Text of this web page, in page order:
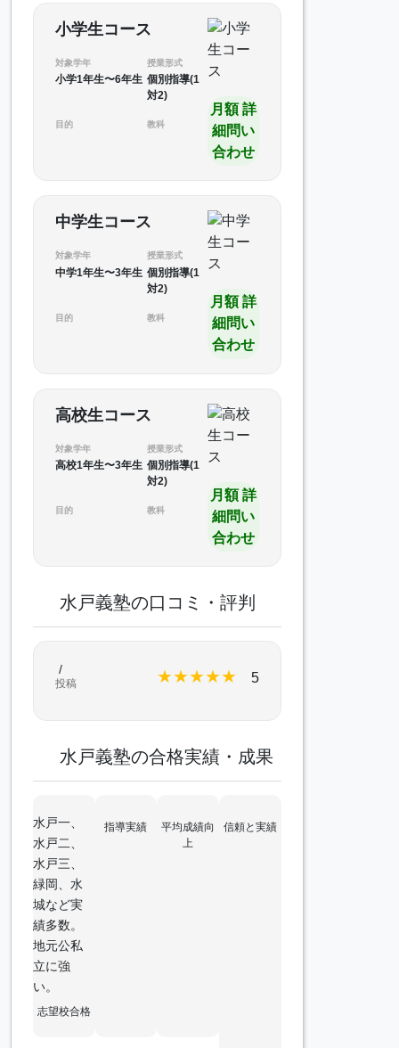
小学生コース
対象学年
小学1年生〜6年生
授業形式
個別指導(1
対2)
目的 教科
月額 詳
細問い
合わせ
中学生コース
対象学年
中学1年生〜3年生
授業形式
個別指導(1
対2)
目的 教科
月額 詳
細問い
合わせ
高校生コース
対象学年
高校1年生〜3年生
授業形式
個別指導(1
対2)
目的 教科
月額 詳
細問い
合わせ
水戸義塾の口コミ・評判
★★★★★ 5
/
投稿
水戸義塾の合格実績・成果
水戸一、
水戸二、
水戸三、
緑岡、水
城など実
績多数。
地元公私
立に強
い。
志望校合格
指導実績
平均成績向
上
信頼と実績